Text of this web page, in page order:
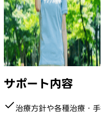
サポート内容
治療方針や各種治療・